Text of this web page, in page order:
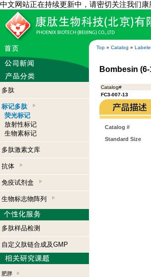
中文网站正在持续更新中，请密切关注我们
Top » Catalog »
多肽
标记多肽
荧光标记
放射性标记
生物素标记
多肽激素文库
抗体
免疫试剂盒
生物标志物阵列
多肽样品检测
自定义肽链合成及GMP
肥胖
Bombesin
Catalog#
FC3-007-13
Catalog #
Standard Size